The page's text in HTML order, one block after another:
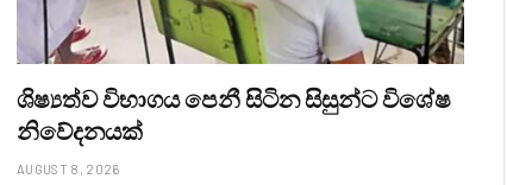
ශිෂ්‍යත්ව විභාගය පෙනී සිටින සිසුන්ට විශේෂ
නිවේදනයක්
AUGUST 8, 2026